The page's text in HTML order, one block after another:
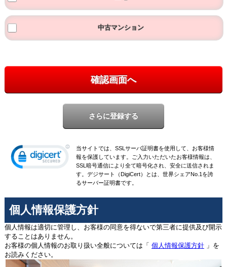
中古マンション
確認画面へ
当サイトでは、SSLサーバ証明書を使用して、お客様情
報を保護しています。ご入力いただいたお客様情報は、
SSL暗号通信により全て暗号化され、安全に送信されま
す。デジサート（DigiCert）とは、世界シェアNo.1を誇
るサーバー証明書です。
個人情報保護方針
個人情報は適切に管理し、お客様の同意を得ないで第三者に提供及び開示
することはありません。
お客様の個人情報のお取り扱い全般については「 個人情報保護方針」を
お読みください。